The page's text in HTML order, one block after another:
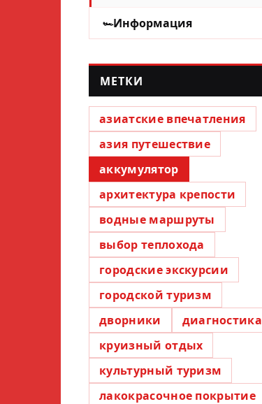
Информация
МЕТКИ
азиатские впечатления
азия путешествие
аккумулятор
архитектура крепости
водные маршруты
выбор теплохода
городские экскурсии
городской туризм
дворники
диагностика
круизный отдых
культурный туризм
лакокрасочное покрытие